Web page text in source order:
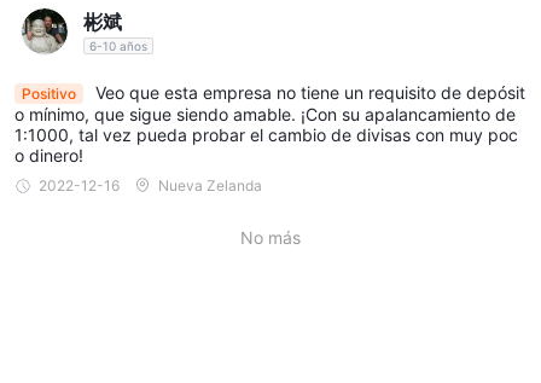
La información presentada en este artículo está destinada
únicamente a fines de referencia.
彬斌
6-10 años
Positivo
Veo que esta empresa no tiene un requisito de depósit
o mínimo, que sigue siendo amable. ¡Con su apalancamiento de
1:1000, tal vez pueda probar el cambio de divisas con muy poc
o dinero!
2022-12-16 Nueva Zelanda
No más